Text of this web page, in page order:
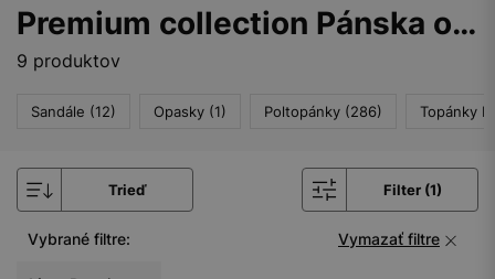
Premium collection Pánska obuv
9 produktov
Sandále (12) Opasky (1) Poltopánky (286) Topánky
Trieď Filter (1)
Vybrané filtre: Vymazať filtre